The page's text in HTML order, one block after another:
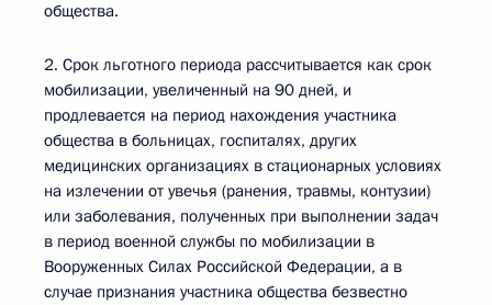
общества.
2. Срок льготного периода рассчитывается как срок
мобилизации, увеличенный на 90 дней, и
продлевается на период нахождения участника
общества в больницах, госпиталях, других
медицинских организациях в стационарных условиях
на излечении от увечья (ранения, травмы, контузии)
или заболевания, полученных при выполнении задач
в период военной службы по мобилизации в
Вооруженных Силах Российской Федерации, а в
случае признания участника общества безвестно